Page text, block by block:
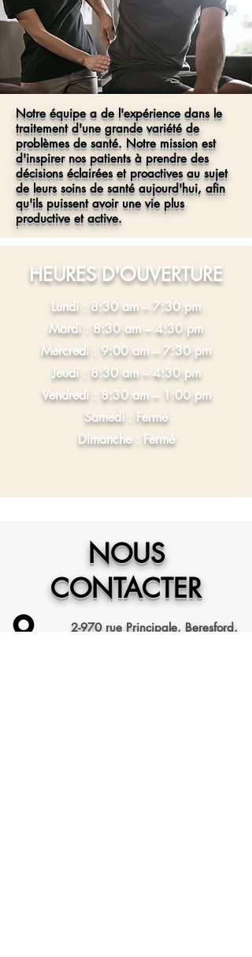
Notre équipe a de l'expérience dans le
traitement d'une grande variété de
problèmes de santé. Notre mission est
d'inspirer nos patients à prendre des
décisions éclairées et proactives au sujet
de leurs soins de santé aujourd'hui, afin
qu'ils puissent avoir une vie plus
productive et active.
HEURES D'OUVERTURE
Lundi : 8:30 am – 7:30pm
Mardi : 8:30 am – 4:30pm
Mercredi : 9:00 am – 7:30 pm
Jeudi : 8:30 am – 4:30pm
Vendredi : 8:30 am – 1:00pm
Samedi : Fermé
Dimanche : Fermé
NOUS
CONTACTER
2-970 rue Principale, Beresford,